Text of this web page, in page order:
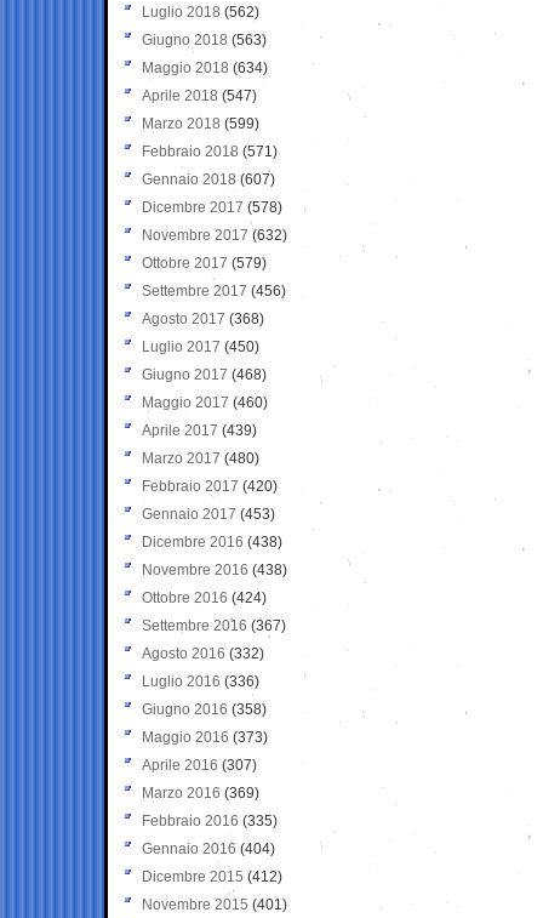
Luglio 2018 (562)
Giugno 2018 (563)
Maggio 2018 (634)
Aprile 2018 (547)
Marzo 2018 (599)
Febbraio 2018 (571)
Gennaio 2018 (607)
Dicembre 2017 (578)
Novembre 2017 (632)
Ottobre 2017 (579)
Settembre 2017 (456)
Agosto 2017 (368)
Luglio 2017 (450)
Giugno 2017 (468)
Maggio 2017 (460)
Aprile 2017 (439)
Marzo 2017 (480)
Febbraio 2017 (420)
Gennaio 2017 (453)
Dicembre 2016 (438)
Novembre 2016 (438)
Ottobre 2016 (424)
Settembre 2016 (367)
Agosto 2016 (332)
Luglio 2016 (336)
Giugno 2016 (358)
Maggio 2016 (373)
Aprile 2016 (307)
Marzo 2016 (369)
Febbraio 2016 (335)
Gennaio 2016 (404)
Dicembre 2015 (412)
Novembre 2015 (401)